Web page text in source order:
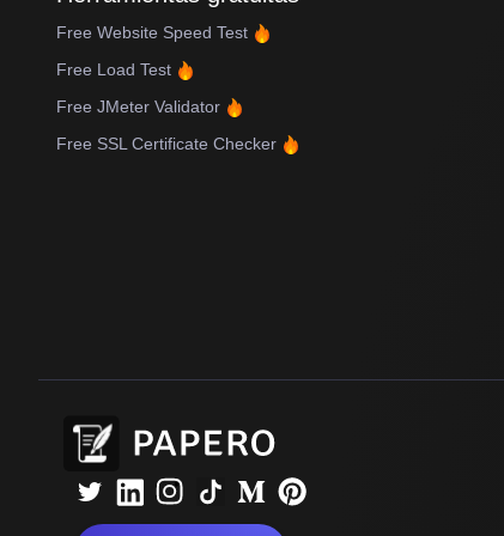
Free Website Speed Test
Free Load Test
Free JMeter Validator
Free SSL Certificate Checker